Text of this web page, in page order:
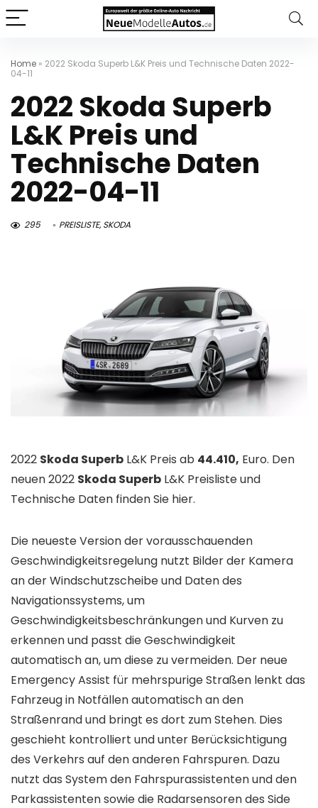
Home » 2022 Skoda Superb L&K Preis und Technische Daten 2022-
04-11
2022 Skoda Superb
L&K Preis und
Technische Daten
2022-04-11
295 PREISLISTE,SKODA
2022 Skoda Superb L&K Preis ab 44.410, Euro. Den
neuen 2022 Skoda Superb L&K Preisliste und
Technische Daten finden Sie hier.
Die neueste Version der vorausschauenden
Geschwindigkeitsregelung nutzt Bilder der Kamera
an der Windschutzscheibe und Daten des
Navigationssystems, um
Geschwindigkeitsbeschränkungen und Kurven zu
erkennen und passt die Geschwindigkeit
automatisch an, um diese zu vermeiden. Der neue
Emergency Assist für mehrspurige Straßen lenkt das
Fahrzeug in Notfällen automatisch an den
Straßenrand und bringt es dort zum Stehen. Dies
geschieht kontrolliert und unter Berücksichtigung
des Verkehrs auf den anderen Fahrspuren. Dazu
nutzt das System den Fahrspurassistenten und den
Parkassistenten sowie die Radarsensoren des Side